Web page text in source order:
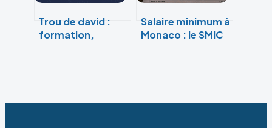
Trou de david :
formation,
Salaire minimum à
Monaco : le SMIC